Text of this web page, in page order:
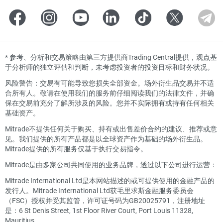
*参考、分析和交易策略由第三方提供商Trading Central提供，观点基
于分析师的独立评估和判断，未考虑投资者的投资目标和财务状况。
风险警告：交易有可能导致您损失全部资金。场外衍生品交易并不适
合所有人。敬请在使用我们的服务前仔细阅读我们的法律文件，并确
保在交易前充分了解所涉及的风险。您并不实际拥有或持有任何相关
基础资产。
Mitrade不提供任何关于购买、持有或出售差价合约的建议、推荐或意
见。我们提供的所有产品都是以全球资产作为基础的场外衍生品。
Mitrade提供的所有服务仅基于执行交易指令。
Mitrade是由多家公司共同使用的业务品牌，透过以下公司进行运营：
Mitrade International Ltd是本网站描述的或可提供使用的金融产品的
发行人。Mitrade International Ltd获毛里求斯金融服务委员会
（FSC）授权并受其监管，许可证号码为GB20025791，注册地址
是：6 St Denis Street, 1st Floor River Court, Port Louis 11328,